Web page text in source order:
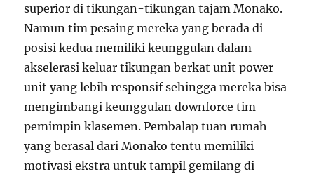
superior di tikungan-tikungan tajam Monako.
Namun tim pesaing mereka yang berada di
posisi kedua memiliki keunggulan dalam
akselerasi keluar tikungan berkat unit power
unit yang lebih responsif sehingga mereka bisa
mengimbangi keunggulan downforce tim
pemimpin klasemen. Pembalap tuan rumah
yang berasal dari Monako tentu memiliki
motivasi ekstra untuk tampil gemilang di